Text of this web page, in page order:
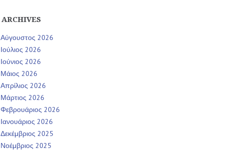
ARCHIVES
Αύγουστος 2026
Ιούλιος 2026
Ιούνιος 2026
Μάιος 2026
Απρίλιος 2026
Μάρτιος 2026
Φεβρουάριος 2026
Ιανουάριος 2026
Δεκέμβριος 2025
Νοέμβριος 2025